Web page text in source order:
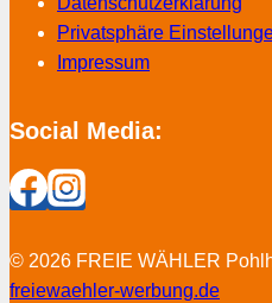
Privatsphäre
Impressum
Social Media:
© 2026 FREIE WÄHLER
freiewaehler-werbung.de